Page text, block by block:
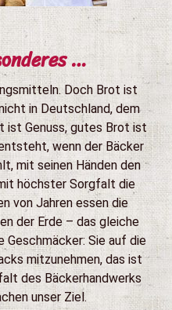
…
Doch Brot ist
in Deutschland, dem
ist Genuss, gutes Brot ist
wenn der Bäcker
mit seinen Händen den
höchster Sorgfalt die
von Jahren essen die
der Erde – das gleiche
Geschmäcker: Sie auf die
mitzunehmen, das ist
des Bäckerhandwerks
unser Ziel.